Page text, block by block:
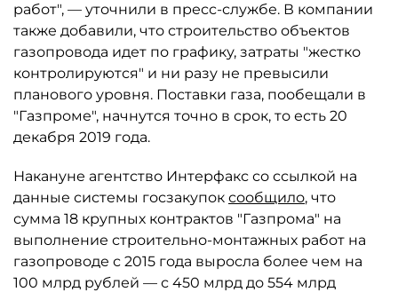
работ", — уточнили в пресс-службе. В компании
также добавили, что строительство объектов
газопровода идет по графику, затраты "жестко
контролируются" и ни разу не превысили
планового уровня. Поставки газа, пообещали в
"Газпроме", начнутся точно в срок, то есть 20
декабря 2019 года.
Накануне агентство Интерфакс со ссылкой на
данные системы госзакупок сообщило, что
сумма 18 крупных контрактов "Газпрома" на
выполнение строительно-монтажных работ на
газопроводе с 2015 года выросла более чем на
100 млрд рублей — с 450 млрд до 554 млрд